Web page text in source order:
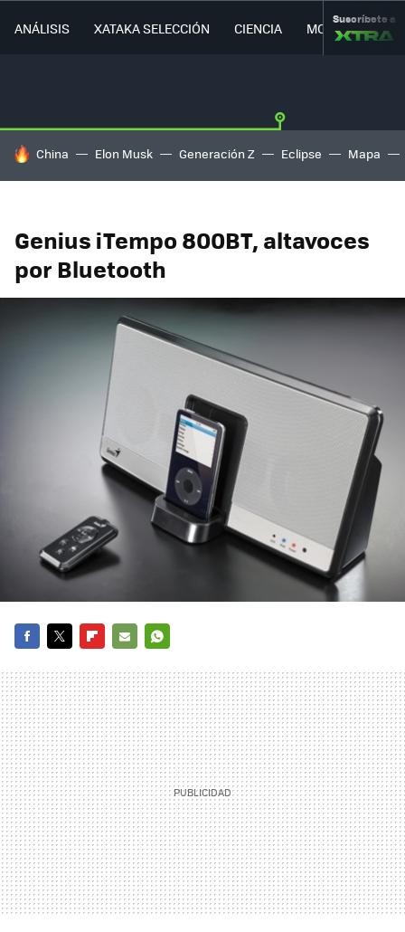
ANÁLISIS XATAKA SELECCIÓN CIENCIA MOVILIDAD
Suscríbete a
HOY SE HABLA DE
China Elon Musk Generación Z Eclipse Mapa
Genius iTempo 800BT, altavoces
por Bluetooth
MAIL